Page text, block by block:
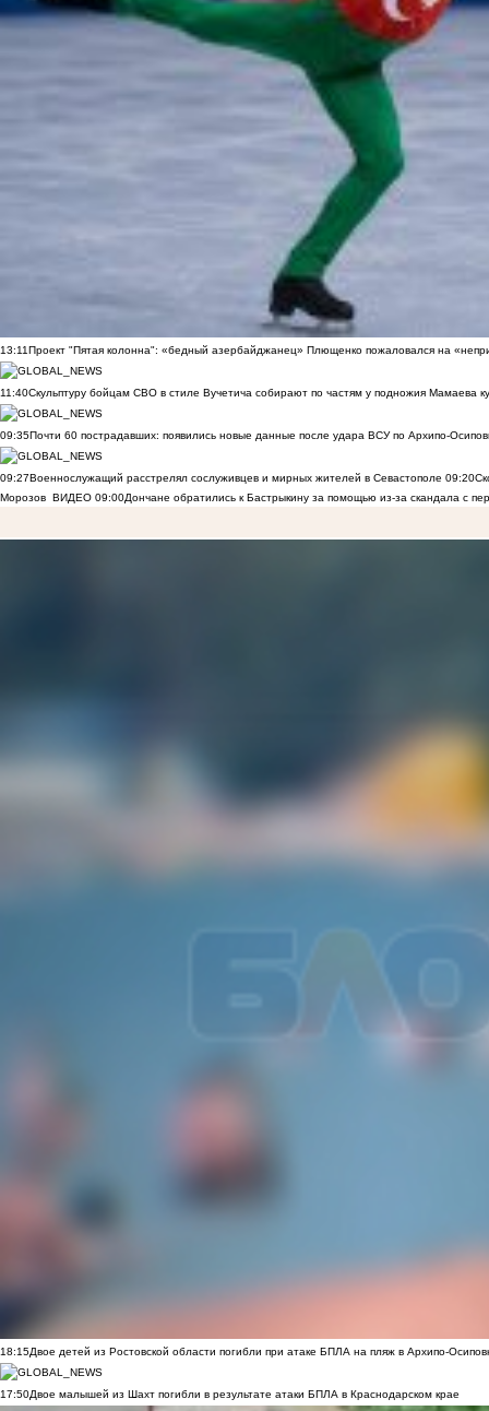
13:11Проект "Пятая колонна": «бедный азербайджанец» Плющенко пожаловался на
11:40Скульптуру бойцам СВО в стиле Вучетича собирают по частям у подножия Мамаева
09:35Почти 60 пострадавших: появились новые данные после удара ВСУ по Архипо-
09:27Военнослужащий расстрелял сослуживцев и мирных жителей в Севастополе 09:20
Морозов ВИДЕО 09:00Дончане обратились к Бастрыкину за помощью из-за скандала с
18:15Двое детей из Ростовской области погибли при атаке БПЛА на пляж в Архипо-
17:50Двое малышей из Шахт погибли в результате атаки БПЛА в Краснодарском крае